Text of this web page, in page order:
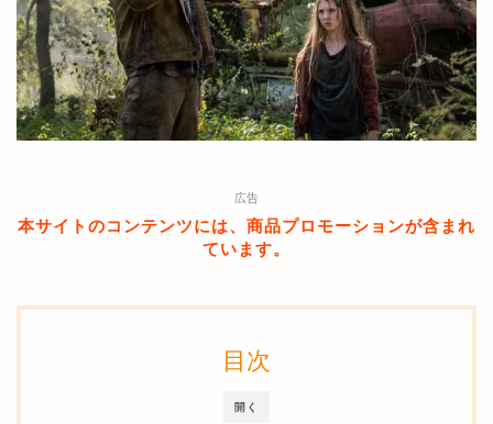
広告
本サイトのコンテンツには、商品プロモーションが含まれ
ています。
開く
目次